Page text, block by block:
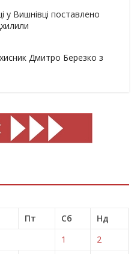
у Вишнівці поставлено
Дмитро Березко з
Пт Сб
Нд
1
2